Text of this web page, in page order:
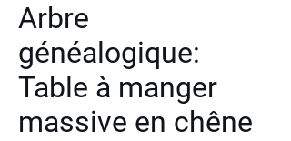
Arbre
généalogique:
Table à manger
massive en chêne